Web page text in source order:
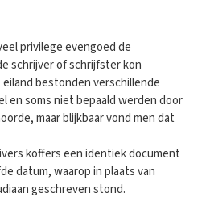
privilege evengoed de
schrijver of schrijfster kon
bestonden verschillende
en soms niet bepaald werden door
maar blijkbaar vond men dat
koffers een identiek document
datum, waarop in plaats van
geschreven stond.